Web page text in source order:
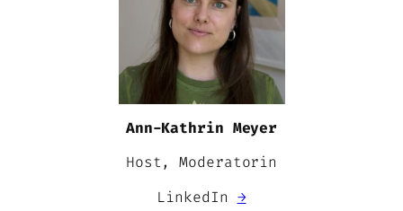
Ann-Kathrin Meyer
Host, Moderatorin
LinkedIn →